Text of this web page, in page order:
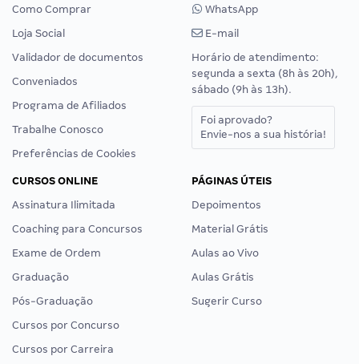
Como Comprar
Loja Social
Validador de documentos
Conveniados
Programa de Afiliados
Trabalhe Conosco
Preferências de Cookies
WhatsApp
E-mail
Horário de atendimento:
segunda a sexta (8h às 20h),
sábado (9h às 13h).
Foi aprovado?
Envie-nos a sua história!
CURSOS ONLINE
Assinatura Ilimitada
Coaching para Concursos
Exame de Ordem
Graduação
Pós-Graduação
Cursos por Concurso
Cursos por Carreira
PÁGINAS ÚTEIS
Depoimentos
Material Grátis
Aulas ao Vivo
Aulas Grátis
Sugerir Curso